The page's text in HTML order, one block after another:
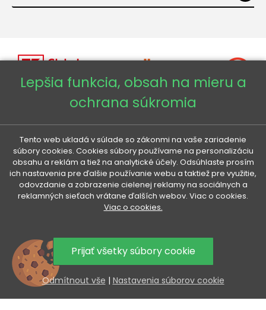
Veneti SK
Veneti CZ
Veneti DE
Veneti HU
Lepšia funkcia, obsah na mieru a
ochrana súkromia
Tento web ukladá v súlade so zákonmi na vaše zariadenie
súbory cookies. Cookies súbory používame na personalizáciu
obsahu a reklám a tiež na analytické účely. Odsúhlaste prosím
ich nastavenia pre ďalšie používanie webu a taktiež pre využitie,
odovzdanie a zobrazenie cielenej reklamy na sociálnych a
reklamných sieťach vrátane ďalších webov. Viac o cookies.
Viac o cookies.
Prijať všetky súbory cookie
Odmítnout vše | Nastavenia súborov cookie